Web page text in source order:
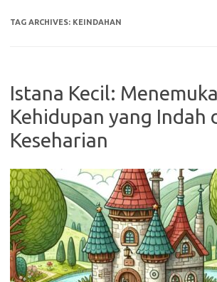
TAG ARCHIVES: KEINDAHAN
Istana Kecil:
Kehidupan yang Indah
Keseharian